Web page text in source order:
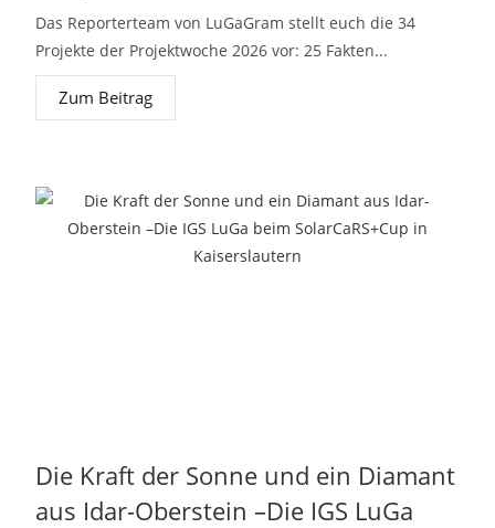
Das Reporterteam von LuGaGram stellt euch die 34
Projekte der Projektwoche 2026 vor: 25 Fakten...
Zum Beitrag
Die Kraft der Sonne und ein Diamant
aus Idar-Oberstein –Die IGS LuGa